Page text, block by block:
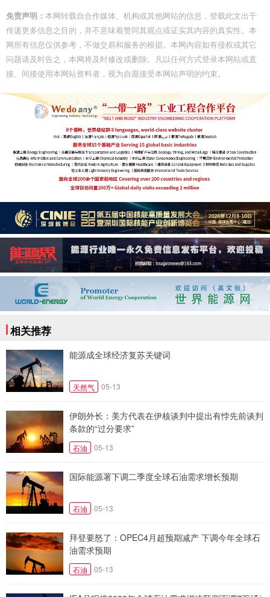
免责声明： 本网转载自合作媒体、机构或其他网站的信息，登载此文出于
传递更多信息之目的，并不意味着赞同其观点或证实其内容的真实性。本
网所有信息仅供参考，不做交易和服务的根据。本网内容如有侵权或其它
问题请及时告之，本网将及时修改或删除。凡以任何方式登录本网站或直
接、间接使用本网站资料者，视为自愿接受本网站声明的约束。
相关推荐
能源成全球经济复苏关键词
天然气 05-13
伊朗外长：美方代表在伊核谈判中提出有悖先前谈判
条款的“过分要求”
石油 05-13
国际能源署下调二季度全球石油需求增长预期
石油 05-13
拜登要怒了：OPEC4月超预期减产 下调今年全球石
油需求预期
石油 05-13